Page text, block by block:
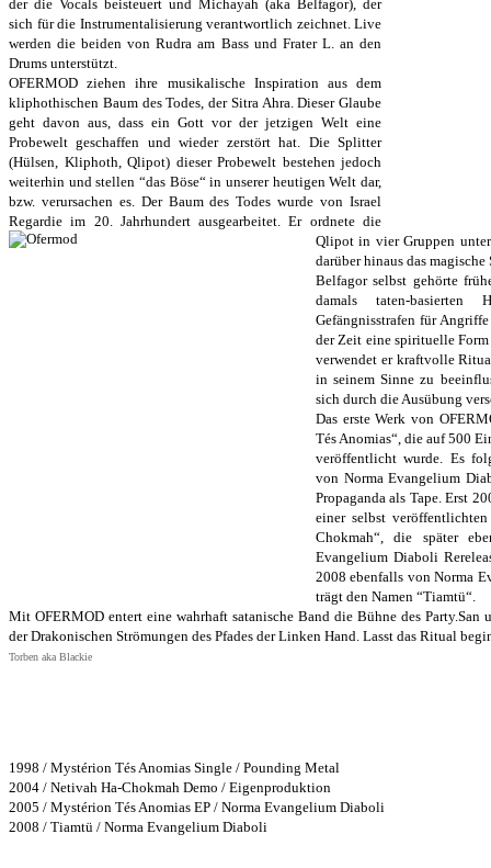
der die Vocals beisteuert und Michayah (aka Belfagor), der
sich für die Instrumentalisierung verantwortlich zeichnet. Live
werden die beiden von Rudra am Bass und Frater L. an den
Drums unterstützt.
OFERMOD ziehen ihre musikalische Inspiration aus dem
kliphothischen Baum des Todes, der Sitra Ahra. Dieser Glaube
geht davon aus, dass ein Gott vor der jetzigen Welt eine
Probewelt geschaffen und wieder zerstört hat. Die Splitter
(Hülsen, Kliphoth, Qlipot) dieser Probewelt bestehen jedoch
weiterhin und stellen “das Böse“ in unserer heutigen Welt dar,
bzw. verursachen es. Der Baum des Todes wurde von Israel
Regardie im 20. Jahrhundert ausgearbeitet. Er ordnete die
Qlipot in vierGruppen
darüber hinaus das
Belfagor selbst gehörte
damals taten-basierten
Gefängnisstrafen für
der Zeit eine spirituelle
verwendet er kraftvolle
in seinem Sinne zu
sich durch die Ausübung
Das erste Werk von
Tés Anomias“, die auf 500
veröffentlicht wurde. Es
von Norma Evangelium
Propaganda als Tape. Erst
einer selbst
Chokmah“, die später
Evangelium Diaboli
2008 ebenfalls von Norma
trägt den Namen “Tiamtü“.
Mit OFERMOD entert eine wahrhaft satanische Band die Bühne des Party.San
der Drakonischen Strömungen des Pfades der Linken Hand. Lasst das Ritual
Torben aka Blackie
1998 / Mystérion Tés Anomias Single / Pounding Metal
2004 / Netivah Ha-Chokmah Demo / Eigenproduktion
2005 / Mystérion Tés Anomias EP / Norma Evangelium Diaboli
2008 / Tiamtü / Norma Evangelium Diaboli